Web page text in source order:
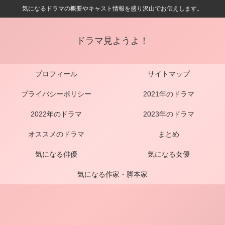
気になるドラマの概要やキャスト情報を盛り沢山でお伝えします。
ドラマ見ようよ！
プロフィール サイトマップ
プライバシーポリシー 2021年のドラマ
2022年のドラマ 2023年のドラマ
オススメのドラマ まとめ
気になる俳優 気になる女優
気になる作家・脚本家